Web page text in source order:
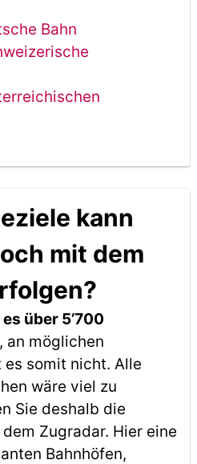
Bahn
kann
mit dem
über 5’700
an möglichen
es somit nicht. Alle
wäre viel zu
Sie deshalb die
Zugradar. Hier eine
Bahnhöfen,